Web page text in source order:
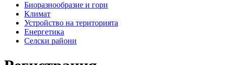
Биоразнообразие и гори
Климат
Устройство на територията
Енергетика
Селски райони